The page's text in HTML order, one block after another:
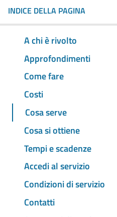
INDICE DELLA PAGINA
A chi è rivolto
Approfondimenti
Come fare
Costi
Cosa serve
Cosa si ottiene
Tempi e scadenze
Accedi al servizio
Condizioni di servizio
Contatti